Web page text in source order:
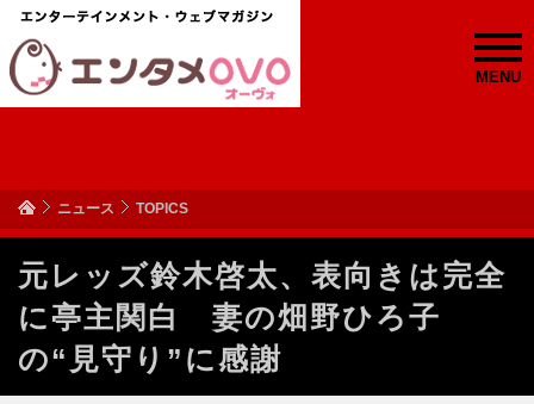
MENU
ニュース TOPICS
元レッズ鈴木啓太、表向きは完全
に亭主関白 妻の畑野ひろ子
の“見守り”に感謝